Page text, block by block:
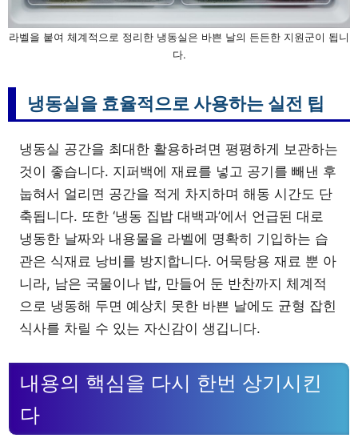
라벨을 붙여 체계적으로 정리한 냉동실은 바쁜 날의 든든한 지원군이 됩니
다.
냉동실을 효율적으로 사용하는 실전 팁
냉동실 공간을 최대한 활용하려면 평평하게 보관하는
것이 좋습니다. 지퍼백에 재료를 넣고 공기를 빼낸 후
눕혀서 얼리면 공간을 적게 차지하며 해동 시간도 단
축됩니다. 또한 ‘냉동 집밥 대백과’에서 언급된 대로
냉동한 날짜와 내용물을 라벨에 명확히 기입하는 습
관은 식재료 낭비를 방지합니다. 어묵탕용 재료 뿐 아
니라, 남은 국물이나 밥, 만들어 둔 반찬까지 체계적
으로 냉동해 두면 예상치 못한 바쁜 날에도 균형 잡힌
식사를 차릴 수 있는 자신감이 생깁니다.
내용의 핵심을 다시 한번 상기시킨
다